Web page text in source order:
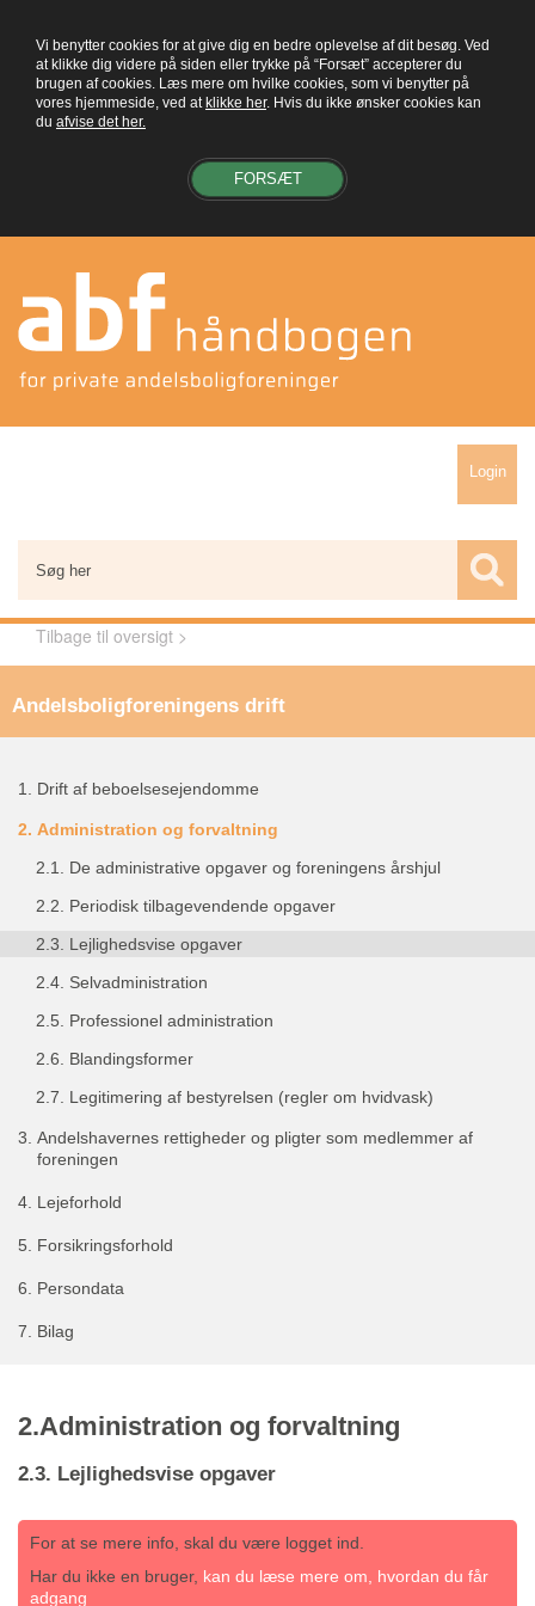
Vi benytter cookies for at give dig en bedre oplevelse af dit besøg. Ved
at klikke dig videre på siden eller trykke på “Forsæt” accepterer du
brugen af cookies. Læs mere om hvilke cookies, som vi benytter på
vores hjemmeside, ved at klikke her. Hvis du ikke ønsker cookies kan
du afvise det her.
FORSÆT
Login
Tilbage til oversigt >
Andelsboligforeningens drift
1. Drift af beboelsesejendomme
2. Administration og forvaltning
2.1. De administrative opgaver og foreningens årshjul
2.2. Periodisk tilbagevendende opgaver
2.3. Lejlighedsvise opgaver
2.4. Selvadministration
2.5. Professionel administration
2.6. Blandingsformer
2.7. Legitimering af bestyrelsen (regler om hvidvask)
3. Andelshavernes rettigheder og pligter som medlemmer af
foreningen
4. Lejeforhold
5. Forsikringsforhold
6. Persondata
7. Bilag
2.Administration og forvaltning
2.3. Lejlighedsvise opgaver
For at se mere info, skal du være logget ind.
Har du ikke en bruger, kan du læse mere om, hvordan du får
adgang